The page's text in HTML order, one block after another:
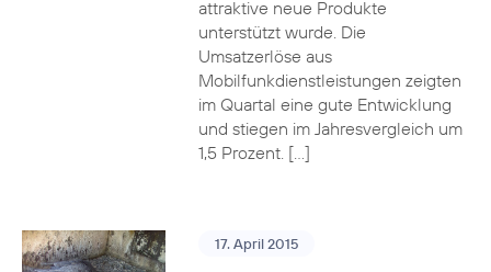
attraktive neue Produkte
unterstützt wurde. Die
Umsatzerlöse aus
Mobilfunkdienstleistungen zeigten
im Quartal eine gute Entwicklung
und stiegen im Jahresvergleich um
1,5 Prozent. […]
17. April 2015